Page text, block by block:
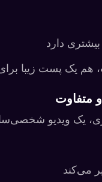
دارد
هم یک پست زیبا
یک ویدیو
می‌کند